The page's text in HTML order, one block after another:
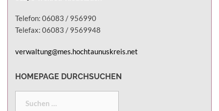
Telefon: 06083 / 956990
Telefax: 06083 / 9569948
verwaltung@mes.hochtaunuskreis.net
HOMEPAGE DURCHSUCHEN